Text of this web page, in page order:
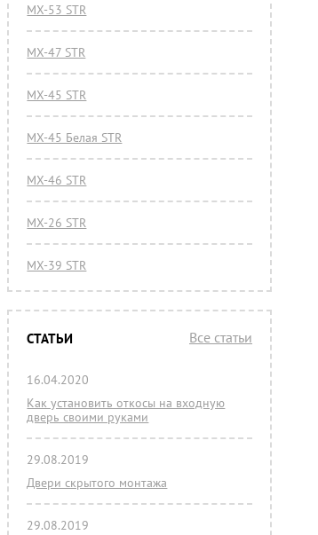
МХ-53 STR
МХ-47 STR
МХ-45 STR
МХ-45 Белая STR
МХ-46 STR
МХ-26 STR
МХ-39 STR
СТАТЬИ Все статьи
16.04.2020
Как установить откосы на входную
дверь своими руками
29.08.2019
Двери скрытого монтажа
29.08.2019